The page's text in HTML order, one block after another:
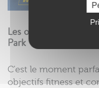
Les offres
Park
C'est le moment
objectifs fitness et